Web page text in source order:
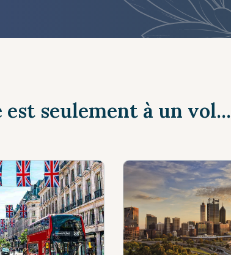
seulement à un vol...